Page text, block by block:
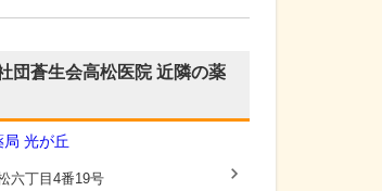
団蒼生会高松医院近隣の薬
局 光が丘
六丁目4番19号